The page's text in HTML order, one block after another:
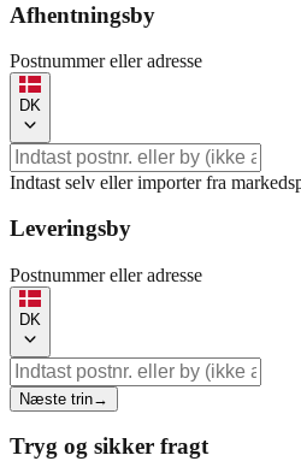
Afhentningsby
Postnummer eller adresse
DK
Indtast selv eller importer fra
Leveringsby
Postnummer eller adresse
DK
Næste trin→
Tryg og sikker fragt